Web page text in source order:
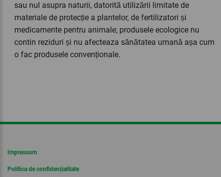
sau nul asupra naturii, datorită utilizării limitate de
materiale de protecție a plantelor, de fertilizatori și
medicamente pentru animale; produsele ecologice nu
contin reziduri și nu afecteaza sănătatea umană așa cum
o fac produsele convenționale.
Impressum
Politica de confidențialitate